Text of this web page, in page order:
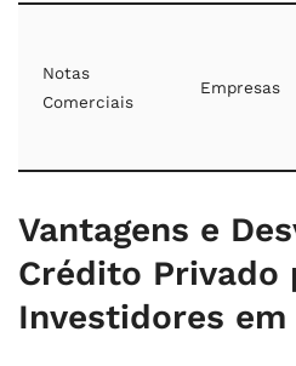
Notas
Comerciais
Empresas
Vantagens e
Crédito Privado
Investidores em